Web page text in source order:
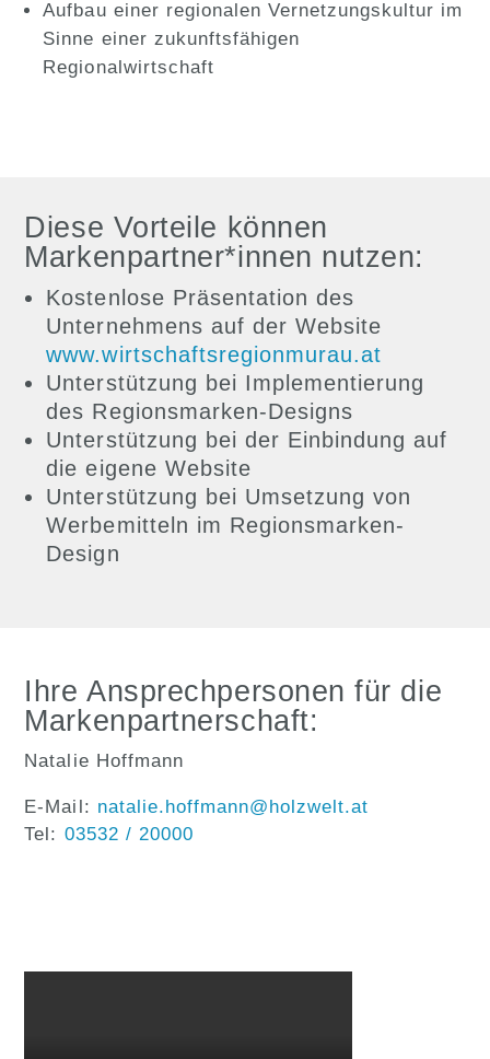
Aufbau einer regionalen Vernetzungskultur im
Sinne einer zukunftsfähigen
Regionalwirtschaft
Diese Vorteile können
Markenpartner*innen nutzen:
Kostenlose Präsentation des
Unternehmens auf der Website
www.wirtschaftsregionmurau.at
Unterstützung bei Implementierung
des Regionsmarken-Designs
Unterstützung bei der Einbindung auf
die eigene Website
Unterstützung bei Umsetzung von
Werbemitteln im Regionsmarken-
Design
Ihre Ansprechpersonen für die
Markenpartnerschaft:
Natalie Hoffmann
E-Mail: natalie.hoffmann@holzwelt.at
Tel: 03532 / 20000